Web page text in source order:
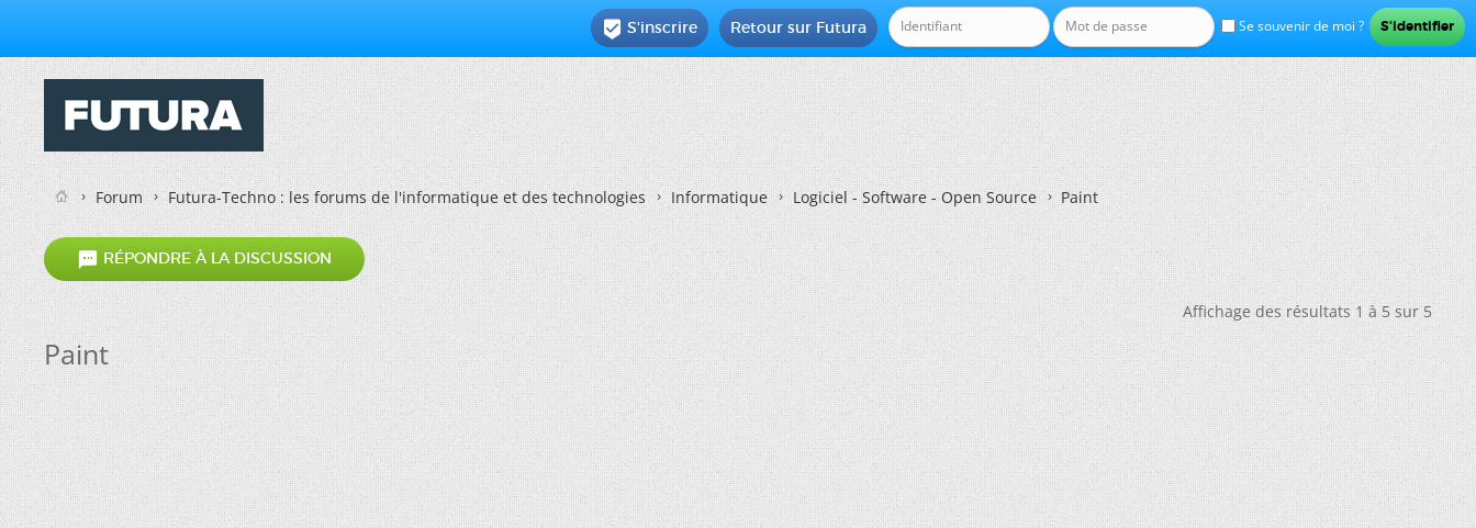
Se souvenir de moi ?
Retour sur Futura
 S'inscrire
Forum Futura-Techno : les forums de l'informatique et des technologies Informatique Logiciel - Software - Open Source Paint
 RÉPONDRE À LA DISCUSSION
Affichage des résultats 1 à 5 sur 5
Paint